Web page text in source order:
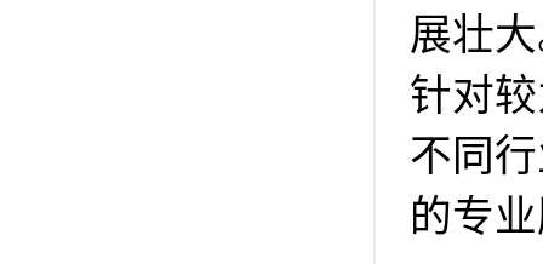
展壮
针对
不同
的专